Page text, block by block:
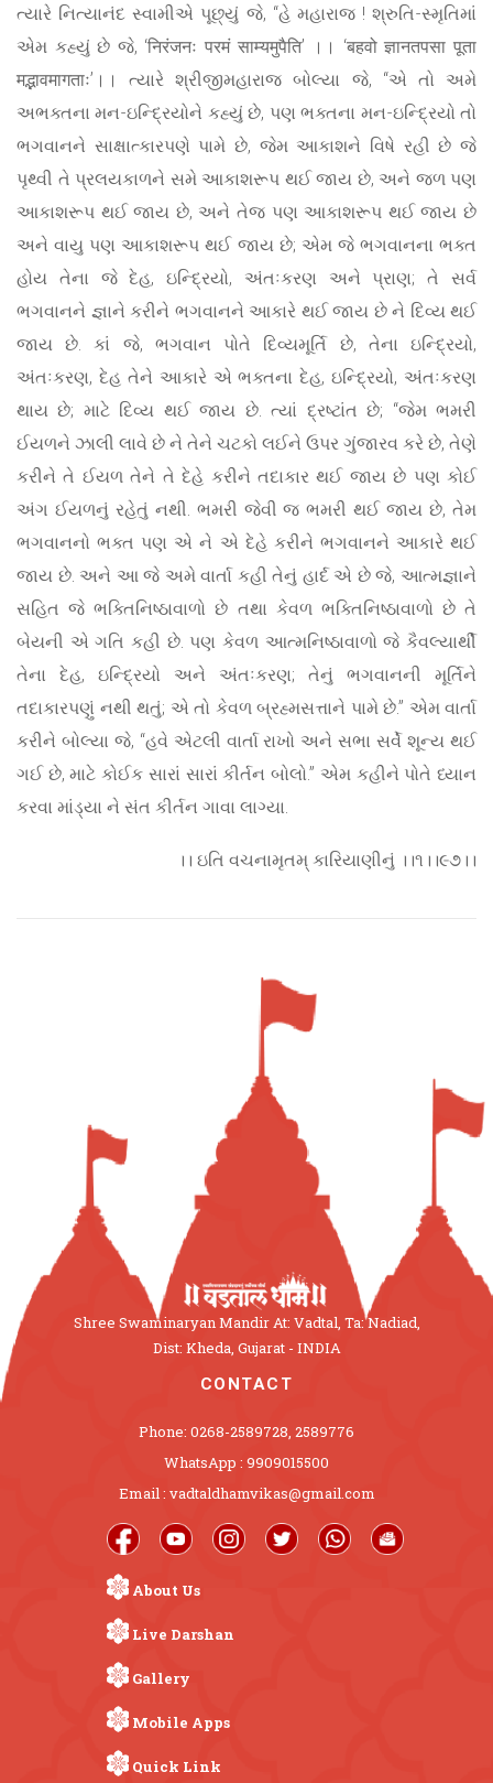
ત્યારે નિત્યાનંદ સ્વામીએ પૂછ્યું જે, “હે મહારાજ ! શ્રુતિ-સ્મૃતિમાં
એમ કહ્યું છે જે, ‘निरंजनः परमं साम्यमुपैति’ ।। ‘बहवो ज्ञानतपसा पूता
मद्भावमागताः’।। ત્યારે શ્રીજીમહારાજ બોલ્યા જે, “એ તો અમે
અભક્તના મન-ઇન્દ્રિયોને કહ્યું છે, પણ ભક્તના મન-ઇન્દ્રિયો તો
ભગવાનને સાક્ષાત્કારપણે પામે છે, જેમ આકાશને વિષે રહી છે જે
પૃથ્વી તે પ્રલયકાળને સમે આકાશરૂપ થઈ જાય છે, અને જળ પણ
આકાશરૂપ થઈ જાય છે, અને તેજ પણ આકાશરૂપ થઈ જાય છે
અને વાયુ પણ આકાશરૂપ થઈ જાય છે; એમ જે ભગવાનના ભક્ત
હોય તેના જે દેહ, ઇન્દ્રિયો, અંતઃકરણ અને પ્રાણ; તે સર્વ
ભગવાનને જ્ઞાને કરીને ભગવાનને આકારે થઈ જાય છે ને દિવ્ય થઈ
જાય છે. કાં જે, ભગવાન પોતે દિવ્યમૂર્તિ છે, તેના ઇન્દ્રિયો,
અંતઃકરણ, દેહ તેને આકારે એ ભક્તના દેહ, ઇન્દ્રિયો, અંતઃકરણ
થાય છે; માટે દિવ્ય થઈ જાય છે. ત્યાં દ્રષ્ટાંત છે; “જેમ ભમરી
ઈયળને ઝાલી લાવે છે ને તેને ચટકો લઈને ઉપર ગુંજારવ કરે છે, તેણે
કરીને તે ઈયળ તેને તે દેહે કરીને તદાકાર થઈ જાય છે પણ કોઈ
અંગ ઈયળનું રહેતું નથી. ભમરી જેવી જ ભમરી થઈ જાય છે, તેમ
ભગવાનનો ભક્ત પણ એ ને એ દેહે કરીને ભગવાનને આકારે થઈ
જાય છે. અને આ જે અમે વાર્તા કહી તેનું હાર્દ એ છે જે, આત્મજ્ઞાને
સહિત જે ભક્તિનિષ્ઠાવાળો છે તથા કેવળ ભક્તિનિષ્ઠાવાળો છે તે
બેયની એ ગતિ કહી છે. પણ કેવળ આત્મનિષ્ઠાવાળો જે કૈવલ્યાર્થી
તેના દેહ, ઇન્દ્રિયો અને અંતઃકરણ; તેનું ભગવાનની મૂર્તિને
તદાકારપણું નથી થતું; એ તો કેવળ બ્રહ્મસત્તાને પામે છે.” એમ વાર્તા
કરીને બોલ્યા જે, “હવે એટલી વાર્તા રાખો અને સભા સર્વે શૂન્ય થઈ
ગઈ છે, માટે કોઈક સારાં સારાં કીર્તન બોલો.” એમ કહીને પોતે ધ્યાન
કરવા માંડ્યા ને સંત કીર્તન ગાવા લાગ્યા.
।। ઇતિ વચનામૃતમ્ કારિયાણીનું ।।૧।।૯૭।।
Shree Swaminaryan Mandir At: Vadtal, Ta: Nadiad,
Dist: Kheda, Gujarat - INDIA
CONTACT
Phone: 0268-2589728, 2589776
WhatsApp : 9909015500
Email : vadtaldhamvikas@gmail.com
About Us
Live Darshan
Gallery
Mobile Apps
Quick Link